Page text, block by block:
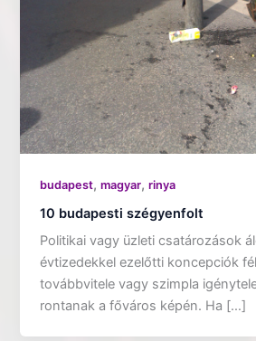
budapest,magyar,rinya
10 budapesti szégyenfolt
Politikai vagy üzleti csatározások
évtizedekkel ezelőtti koncepciók
továbbvitele vagy szimpla
rontanak a főváros képén. Ha […]